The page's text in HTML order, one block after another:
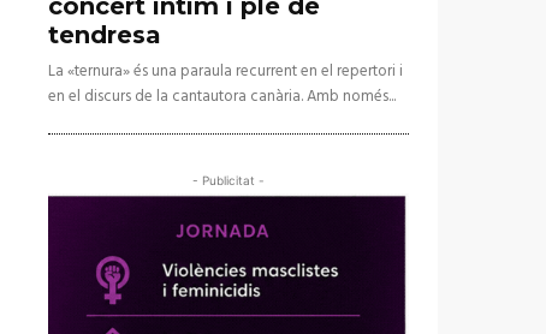
concert íntim i ple de
tendresa
La «ternura» és una paraula recurrent en el repertori i
en el discurs de la cantautora canària. Amb només...
- Publicitat -